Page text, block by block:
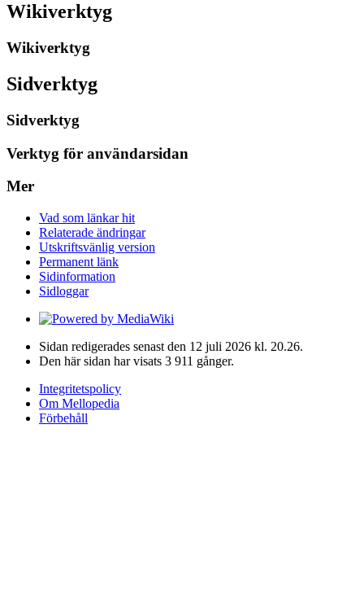
Wikiverktyg
Wikiverktyg
Sidverktyg
Sidverktyg
Verktyg för användarsidan
Mer
Vad som länkar hit
Relaterade ändringar
Utskriftsvänlig version
Permanent länk
Sidinformation
Sidloggar
Sidan redigerades senast den 12 juli 2026 kl. 20.26.
Den här sidan har visats 3 911 gånger.
Integritetspolicy
Om Mellopedia
Förbehåll